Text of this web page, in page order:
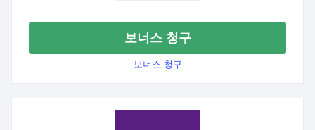
보너스 청구
보너스 청구